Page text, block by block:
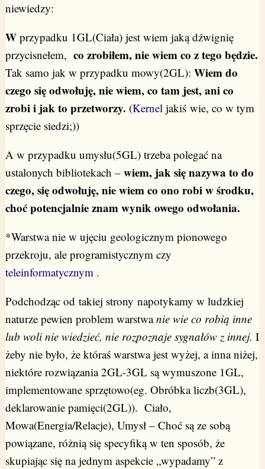
niewiedzy:
W przypadku 1GL(Ciała) jest wiem jaką dźwignię
przycisnełem, co zrobiłem, nie wiem co z tego będzie.
Tak samo jak w przypadku mowy(2GL): Wiem do
czego się odwołuję, nie wiem, co tam jest, ani co
zrobi i jak to przetworzy. (Kerneljakiś wie, co w tym
sprzęcie siedzi;))
A w przypadku umysłu(5GL) trzeba polegać na
ustalonych bibliotekach – wiem, jak się nazywa to do
czego, się odwołuję, nie wiem co ono robi w środku,
choć potencjalnie znam wynik owego odwołania.
*Warstwa nie w ujęciu geologicznym pionowego
przekroju, ale programistycznym czy
teleinformatycznym.
Podchodząc od takiej strony napotykamy w ludzkiej
naturze pewien problem warstwanie wie co robią inne
lub woli nie wiedzieć, nie rozpoznaje sygnałów z innej. I
żeby nie było, że któraś warstwa jest wyżej, a inna niżej,
niektóre rozwiązania 2GL-3GL są wymuszone 1GL,
implementowane sprzętowo(eg. Obróbka liczb(3GL),
deklarowanie pamięci(2GL)). Ciało,
Mowa(Energia/Relacje), Umysł – Choć są ze sobą
powiązane, różnią się specyfiką w ten sposób, że
skupiając się na jednym aspekcie „wypadamy” z